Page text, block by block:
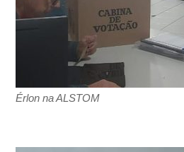
Érlon na ALSTOM